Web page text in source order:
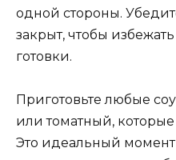
одной стороны.
закрыт, чтобы
готовки.
Приготовьте любые
или томатный,
Это идеальный